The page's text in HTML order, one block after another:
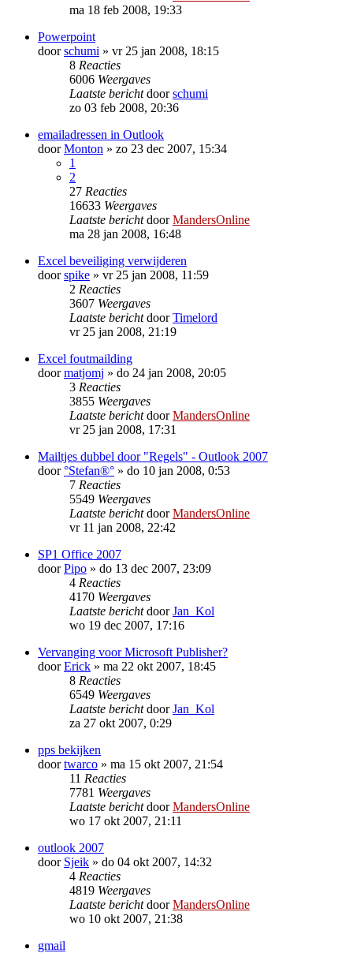
ma 18 feb 2008, 19:33
Powerpoint
doorschumi » vr 25 jan 2008, 18:15
8 Reacties
6006 Weergaves
Laatste berichtdoorschumi
zo 03 feb 2008, 20:36
emailadressen in Outlook
doorMonton » zo 23 dec 2007, 15:34
1
2
27 Reacties
16633 Weergaves
Laatste berichtdoorMandersOnline
ma 28 jan 2008, 16:48
Excel beveiliging verwijderen
doorspike » vr 25 jan 2008, 11:59
2 Reacties
3607 Weergaves
Laatste berichtdoorTimelord
vr 25 jan 2008, 21:19
Excel foutmailding
doormatjomj » do 24 jan 2008, 20:05
3 Reacties
3855 Weergaves
Laatste berichtdoorMandersOnline
vr 25 jan 2008, 17:31
Mailtjes dubbel door "Regels" - Outlook 2007
door°Stefan®° » do 10 jan 2008, 0:53
7 Reacties
5549 Weergaves
Laatste berichtdoorMandersOnline
vr 11 jan 2008, 22:42
SP1 Office 2007
doorPipo » do 13 dec 2007, 23:09
4 Reacties
4170 Weergaves
Laatste berichtdoorJan_Kol
wo 19 dec 2007, 17:16
Vervanging voor Microsoft Publisher?
doorErick » ma 22 okt 2007, 18:45
8 Reacties
6549 Weergaves
Laatste berichtdoorJan_Kol
za 27 okt 2007, 0:29
pps bekijken
doortwarco » ma 15 okt 2007, 21:54
11 Reacties
7781 Weergaves
Laatste berichtdoorMandersOnline
wo 17 okt 2007, 21:11
outlook 2007
door Sjeik » do 04 okt 2007, 14:32
4 Reacties
4819 Weergaves
Laatste berichtdoorMandersOnline
wo 10 okt 2007, 21:38
gmail